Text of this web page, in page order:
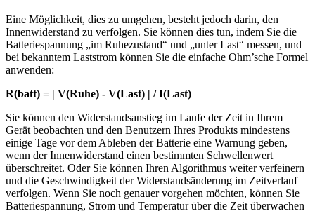
Eine Möglichkeit, dies zu umgehen, besteht jedoch darin, den
Innenwiderstand zu verfolgen. Sie können dies tun, indem Sie die
Batteriespannung „im Ruhezustand“ und „unter Last“ messen, und
bei bekanntem Laststrom können Sie die einfache Ohm’sche Formel
anwenden:
R(batt) = | V(Ruhe) - V(Last) | / I(Last)
Sie können den Widerstandsanstieg im Laufe der Zeit in Ihrem
Gerät beobachten und den Benutzern Ihres Produkts mindestens
einige Tage vor dem Ableben der Batterie eine Warnung geben,
wenn der Innenwiderstand einen bestimmten Schwellenwert
überschreitet. Oder Sie können Ihren Algorithmus weiter verfeinern
und die Geschwindigkeit der Widerstandsänderung im Zeitverlauf
verfolgen. Wenn Sie noch genauer vorgehen möchten, können Sie
Batteriespannung, Strom und Temperatur über die Zeit überwachen